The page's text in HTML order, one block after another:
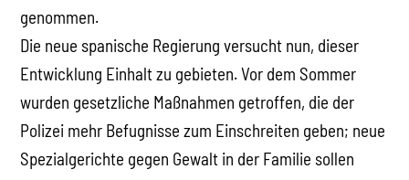
genommen.
Die neue spanische Regierung versucht nun, dieser
Entwicklung Einhalt zu gebieten. Vor dem Sommer
wurden gesetzliche Maßnahmen getroffen, die der
Polizei mehr Befugnisse zum Einschreiten geben; neue
Spezialgerichte gegen Gewalt in der Familie sollen